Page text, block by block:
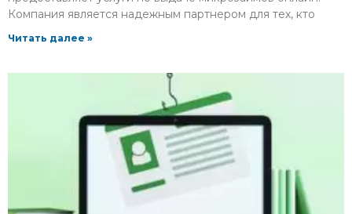
Компания является надежным партнером для тех, кто
Читать далее »